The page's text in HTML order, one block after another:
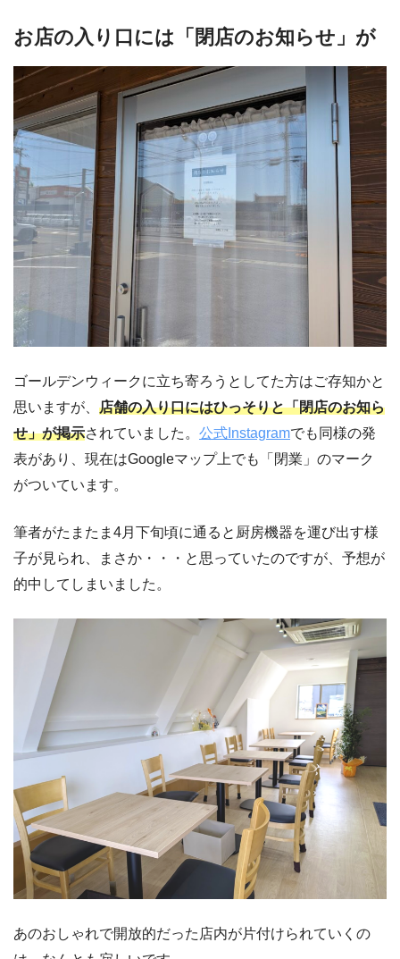
お店の入り口には「閉店のお知らせ」が
ゴールデンウィークに立ち寄ろうとしてた方はご存知かと
思いますが、 店舗の入り口にはひっそりと「閉店のお知ら
せ」が掲示されていました。 公式Instagramでも同様の発
表があり、現在はGoogleマップ上でも「閉業」のマーク
がついています。
筆者がたまたま4月下旬頃に通ると厨房機器を運び出す様
子が見られ、まさか・・・と思っていたのですが、予想が
的中してしまいました。
あのおしゃれで開放的だった店内が片付けられていくの